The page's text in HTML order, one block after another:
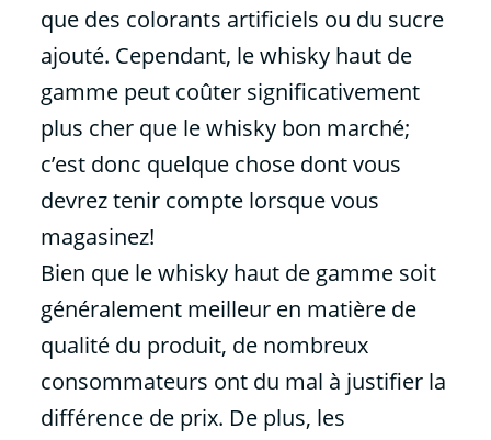
que des colorants artificiels ou du sucre
ajouté. Cependant, le whisky haut de
gamme peut coûter significativement
plus cher que le whisky bon marché;
c’est donc quelque chose dont vous
devrez tenir compte lorsque vous
magasinez!
Bien que le whisky haut de gamme soit
généralement meilleur en matière de
qualité du produit, de nombreux
consommateurs ont du mal à justifier la
différence de prix. De plus, les